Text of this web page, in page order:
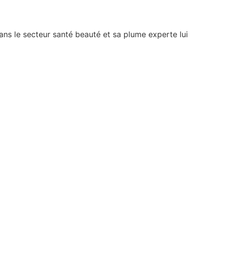
le secteur santé beauté et sa plume experte lui